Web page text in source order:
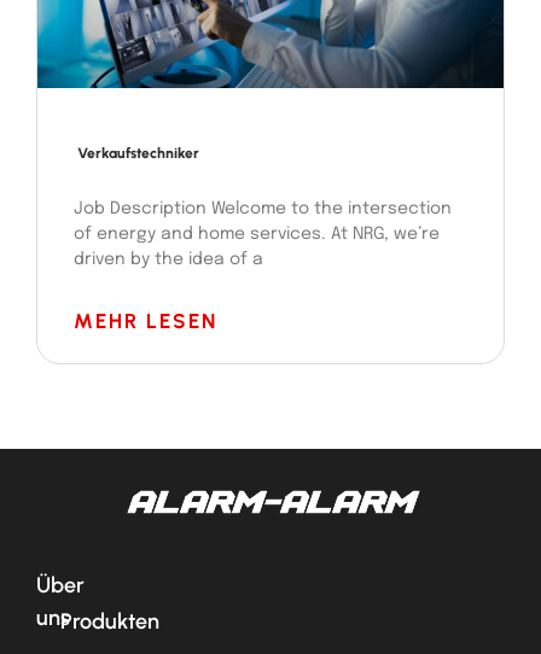
Verkaufstechniker
Job Description Welcome to the intersection
of energy and home services. At NRG, we’re
driven by the idea of a
MEHR LESEN
Über
unsProdukten